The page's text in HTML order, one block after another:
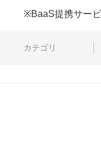
※BaaS提携サー
カテゴリ